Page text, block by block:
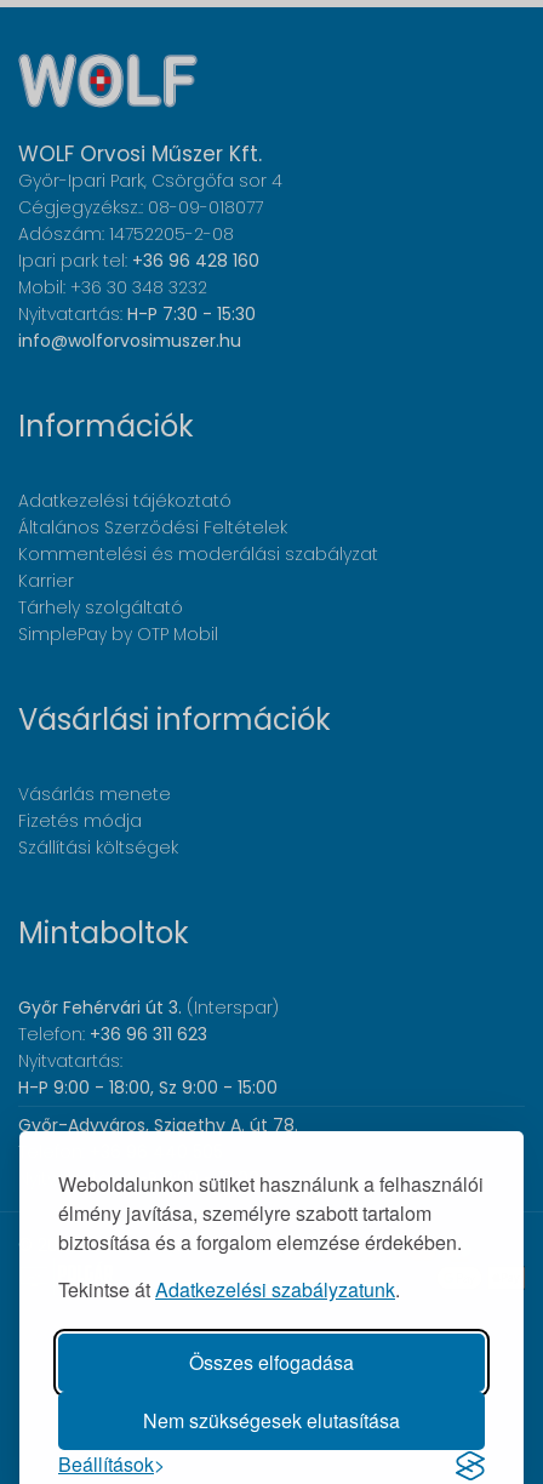
Weboldalunkon sütiket használunk a felhasználói
élmény javítása, személyre szabott tartalom
biztosítása és a forgalom elemzése érdekében.
Tekintse átAdatkezelési szabályzatunk.
Összes elfogadása
Nem szükségesek elutasítása
Beállítások
WOLF Orvosi Műszer Kft.
Győr-Ipari Park, Csörgőfa sor 4
Cégjegyzéksz.: 08-09-018077
Adószám: 14752205-2-08
Ipari park tel: +36 96 428 160
Mobil: +36 30 348 3232
Nyitvatartás: H-P 7:30 - 15:30
info@wolforvosimuszer.hu
Információk
Adatkezelési tájékoztató
Általános Szerződési Feltételek
Kommentelési és moderálási szabályzat
Karrier
Tárhely szolgáltató
SimplePay by OTP Mobil
Vásárlási információk
Vásárlás menete
Fizetés módja
Szállítási költségek
Mintaboltok
Győr Fehérvári út 3. (Interspar)
Telefon: +36 96 311 623
Nyitvatartás:
H-P 9:00 - 18:00, Sz 9:00 - 15:00
Győr-Adyváros, Szigethy A. út 78.
Telefon:
Nyitvatartás:H-P 8:00 - 17:00
© 2026 Wolf Orvosi Műszer Kft. |